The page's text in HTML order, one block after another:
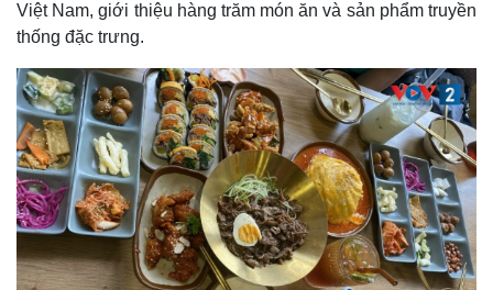
Việt Nam, giới thiệu hàng trăm món ăn và sản phẩm truyền
thống đặc trưng.